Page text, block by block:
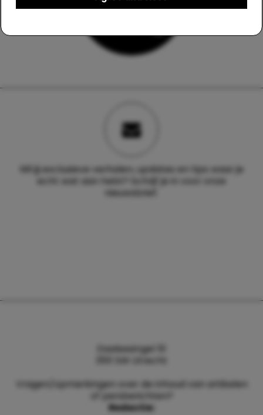
Wil jij exclusieve verhalen, updates en tips waar je
echt wat aan hebt? Schrijf je in voor onze
nieuwsbrief.
Daalsesingel 51
3511 SW Utrecht
Vragen/opmerkingen over de inhoud van artikelen
of persberichten?
Redactie: